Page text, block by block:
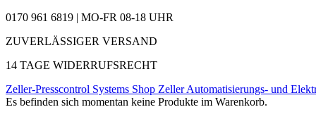
0170 961 6819 | MO-FR 08-18 UHR
ZUVERLÄSSIGER VERSAND
14 TAGE WIDERRUFSRECHT
Zeller-Presscontrol Systems Shop Zeller Automatisierungs- und
Es befinden sich momentan keine Produkte im Warenkorb.